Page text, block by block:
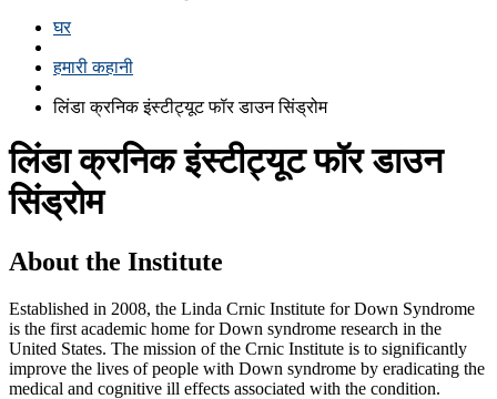
घर
हमारी कहानी
लिंडा क्रनिक इंस्टीट्यूट फॉर डाउन सिंड्रोम
लिंडा क्रनिक इंस्टीट्यूट फॉर डाउन
सिंड्रोम
About the Institute
Established in 2008, the Linda Crnic Institute for Down Syndrome
is the first academic home for Down syndrome research in the
United States. The mission of the Crnic Institute is to significantly
improve the lives of people with Down syndrome by eradicating the
medical and cognitive ill effects associated with the condition.